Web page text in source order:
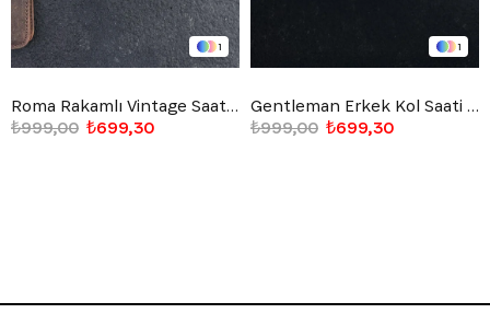
1
Roma Rakamlı Vintage Saat Altın Sarısı
₺699,30
₺999,00
1
Gentleman Erkek Kol Saati Beyaz
₺699,30
₺999,00